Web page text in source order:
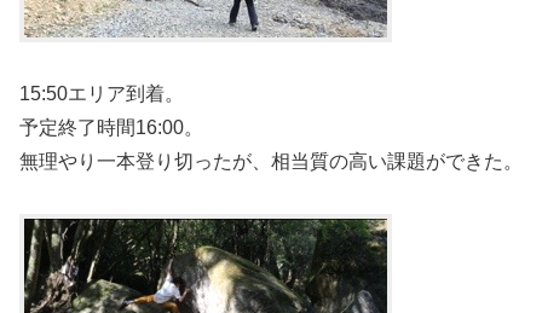
15:50エリア到着。
予定終了時間16:00。
無理やり一本登り切ったが、相当質の高い課題ができた。